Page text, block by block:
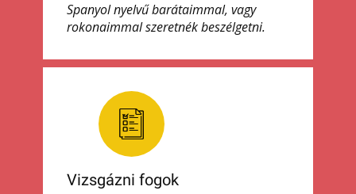
Spanyol nyelvű barátaimmal, vagy
rokonaimmal szeretnék beszélgetni.
Vizsgázni fogok